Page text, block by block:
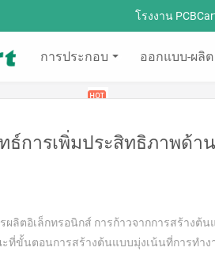
โรงงาน
การประกอบ ออกแบบ-ผลิต
ธ์การเพิ่มประสิทธิภาพด้
ผลิตอิเล็กทรอนิกส์ การก้าวจากการสร้างต้
ที่ขั้นตอนการสร้างต้นแบบมุ่งเน้นที่การทำ